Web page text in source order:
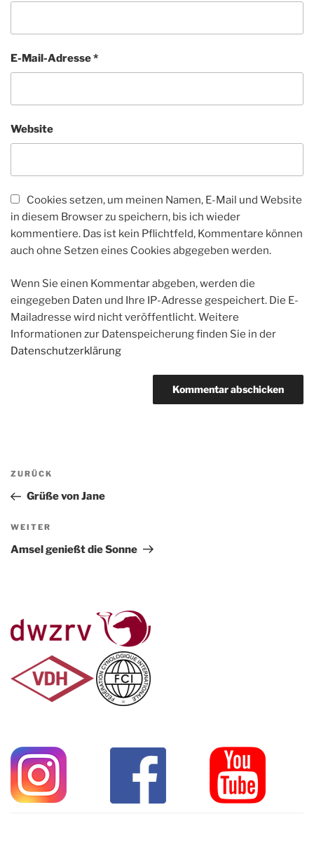
E-Mail-Adresse*
Website
Cookies setzen, um meinen Namen, E-Mail und Website
in diesem Browser zu speichern, bis ich wieder
kommentiere. Das ist kein Pflichtfeld, Kommentare können
auch ohne Setzen eines Cookies abgegeben werden.
Wenn Sie einen Kommentar abgeben, werden die
eingegeben Daten und Ihre IP-Adresse gespeichert. Die E-
Mailadresse wird nicht veröffentlicht. Weitere
Informationen zur Datenspeicherung finden Sie in der
Datenschutzerklärung
Beitragsnavigation
Vorheriger
Beitrag
ZURÜCK
Grüße von Jane
Nächster
Beitrag
WEITER
Amsel genießt die Sonne